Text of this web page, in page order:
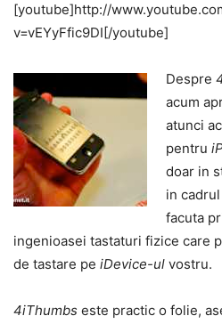
[youtube]http://
v=vEYyFfic9DI[/youtube]
Despre
acum
atunci
pentru
doar in
in cadrul
facuta
ingenioasei tastaturi fizice care
de tastare pe iDevice-ul vostru.
4iThumbs este practic o folie,